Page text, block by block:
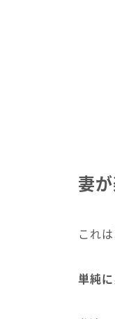
妻
これ
単純